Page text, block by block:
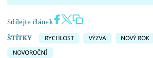
Sdílejte článek
ŠTÍTKY
RYCHLOST VÝZVA NOVÝ ROK
NOVOROČNÍ